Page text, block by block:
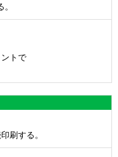
トで
刷する。